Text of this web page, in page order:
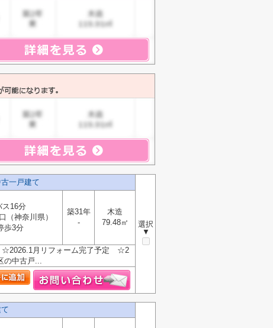
一戸建て
選択
▼
ス16分
（神奈川県）
歩3分
築31年
-
木造
79.48㎡
☆2026.1月リフォーム完了予定 ☆2
中古戸...